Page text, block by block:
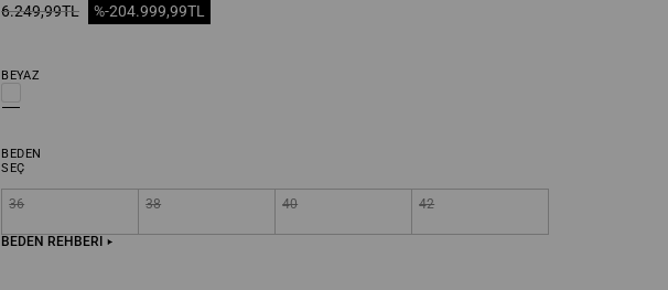
6.249,99TL 4.999,99TL
%-20
BEYAZ
BEDEN
SEÇ
36 38 40 42
BEDEN REHBERİ